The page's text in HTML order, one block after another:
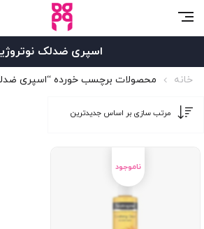
اسپری ضدلک
خانه محصولات برچسب خورده “اسپری